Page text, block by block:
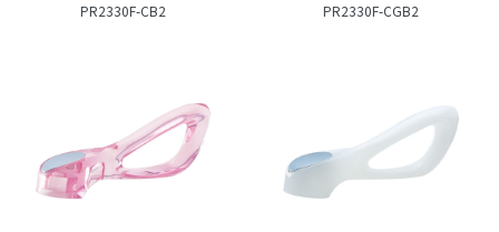
PR2330F-CB2 PR2330F-CGB2